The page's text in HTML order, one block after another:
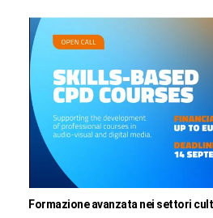
Formazione avanzata nei settori